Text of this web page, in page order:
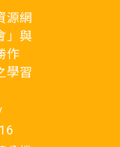
源網
」與
作
學習